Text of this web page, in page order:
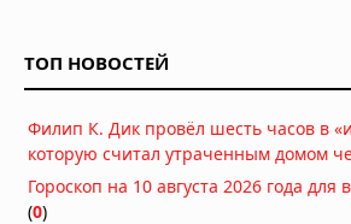
На Солнце нашли
объясняющие его
поведение
ТОП НОВОСТЕЙ
Филип К. Дик провёл шесть часов в
которую считал утраченным домом
Гороскоп на 10 августа 2026 года для
(0)